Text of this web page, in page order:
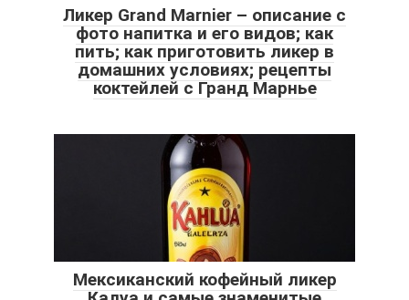
Ликер Grand Marnier – описание с
фото напитка и его видов; как
пить; как приготовить ликер в
домашних условиях; рецепты
коктейлей с Гранд Марнье
Мексиканский кофейный ликер